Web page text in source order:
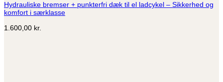
Hydrauliske bremser + punkterfri dæk til el ladcykel – Sikkerhed og
komfort i særklasse
1.600,00 kr.